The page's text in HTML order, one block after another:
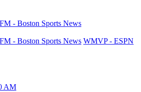
- Boston Sports News
- Boston Sports News WMVP - ESPN
AM